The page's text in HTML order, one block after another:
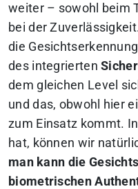
weiter – sowohl beim
bei der
die
des integrierten
dem gleichen Level
und das, obwohl hier
zum Einsatz kommt.
hat, können wir
man kann die
biometrischen